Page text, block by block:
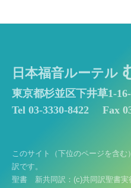
日本福音ルーテル
東京都杉並区下井草1-
Tel 03-3330-8422
Fax
このサイト（下位のページを含
訳です。
聖書 新共同訳：(c)共同訳聖書実